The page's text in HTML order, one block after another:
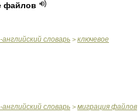
файлов
словарь > ключевое
словарь > миграция файлов